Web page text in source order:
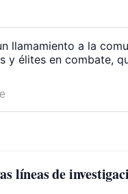
llamamiento a la
y élites en combate,
líneas de